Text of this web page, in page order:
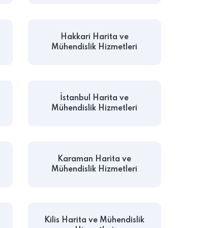
Hakkari Harita ve
Mühendislik Hizmetleri
İstanbul Harita ve
Mühendislik Hizmetleri
Karaman Harita ve
Mühendislik Hizmetleri
Kilis Harita ve Mühendislik